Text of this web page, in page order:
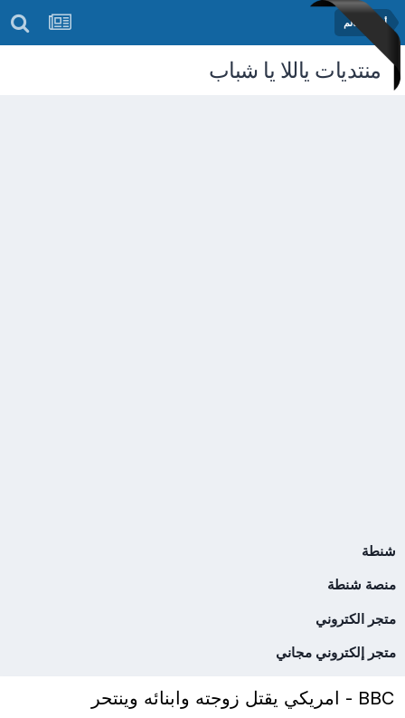
أخبار العالم
منتديات ياللا يا شباب
شنطة
منصة شنطة
متجر الكتروني
متجر إلكتروني مجاني
BBC - امريكي يقتل زوجته وابنائه وينتحر